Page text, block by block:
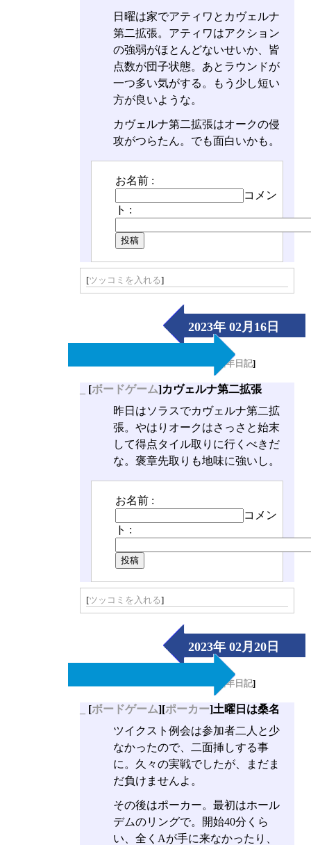
日曜は家でアティワとカヴェルナ
第二拡張。アティワはアクション
の強弱がほとんどないせいか、皆
点数が団子状態。あとラウンドが
一つ多い気がする。もう少し短い
方が良いような。
カヴェルナ第二拡張はオークの侵
攻がつらたん。でも面白いかも。
お名前 :
コメン
ト :
[ツッコミを入れる]
2023年 02月16日
（Thu）
長年日記]
[ボードゲーム]カヴェルナ第二拡張
昨日はソラスでカヴェルナ第二拡
張。やはりオークはさっさと始末
して得点タイル取りに行くべきだ
な。褒章先取りも地味に強いし。
お名前 :
コメン
ト :
[ツッコミを入れる]
2023年 02月20日
（Mon）
長年日記]
[ボードゲーム][ポーカー]土曜日は桑名
ツイクスト例会は参加者二人と少
なかったので、二面挿しする事
に。久々の実戦でしたが、まだま
だ負けませんよ。
その後はポーカー。最初はホール
デムのリングで。開始40分くら
い、全くAが手に来なかったり、